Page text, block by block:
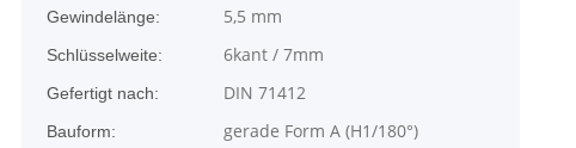
Gewindelänge: 5,5 mm
Schlüsselweite: 6kant / 7mm
Gefertigt nach: DIN 71412
Bauform: gerade Form A (H1/180°)